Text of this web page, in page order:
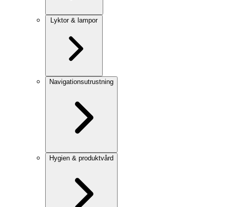
Lyktor & lampor
Navigationsutrustning
Hygien & produktvård